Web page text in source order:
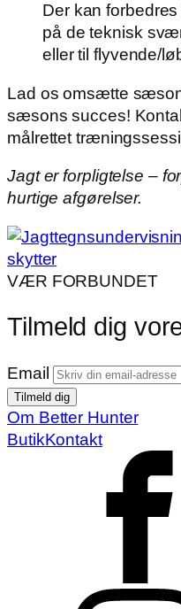
Der kan
på de teknisk
eller til flyvende/
Lad os omsætte
sæsons succes!
målrettet
Jagt er forpligtelse –
hurtige afgørelser.
VÆR FORBUNDET
Tilmeld dig
Email
Om Better Hunter
ButikKontakt